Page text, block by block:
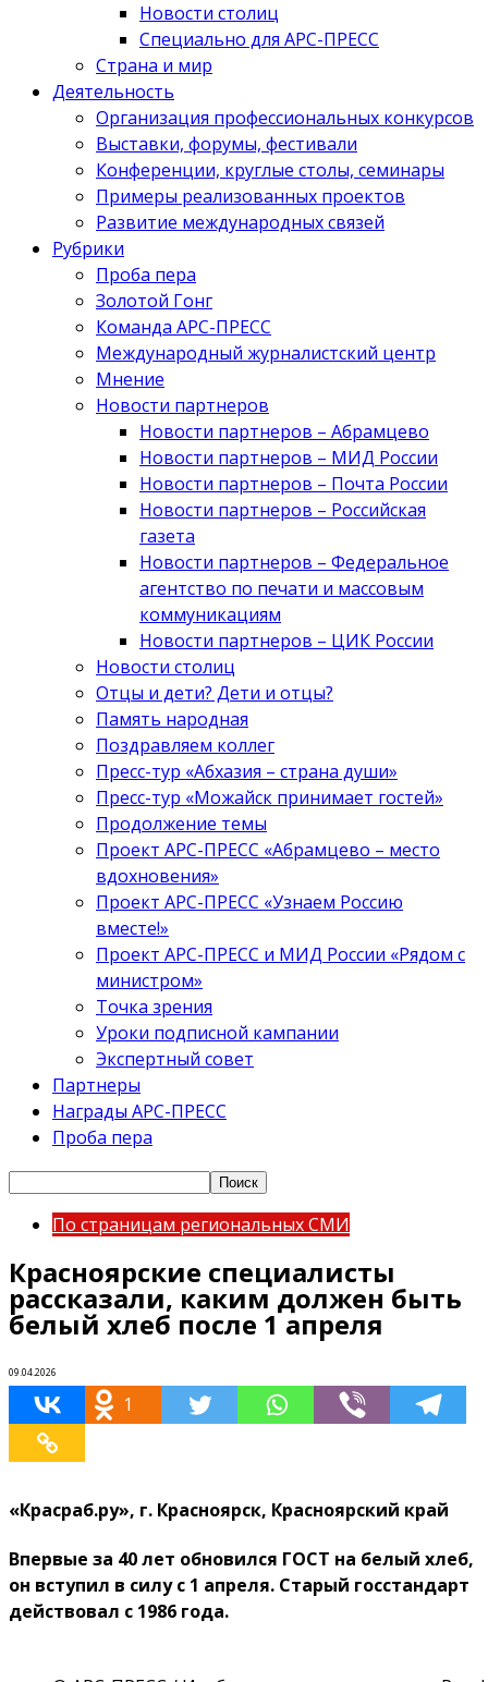
Новости столиц
Специально для АРС-ПРЕСС
Страна и мир
Деятельность
Организация профессиональных конкурсов
Выставки, форумы, фестивали
Конференции, круглые столы, семинары
Примеры реализованных проектов
Развитие международных связей
Рубрики
Проба пера
Золотой Гонг
Команда АРС-ПРЕСС
Международный журналистский центр
Мнение
Новости партнеров
Новости партнеров – Абрамцево
Новости партнеров – МИД России
Новости партнеров – Почта России
Новости партнеров – Российская
газета
Новости партнеров – Федеральное
агентство по печати и массовым
коммуникациям
Новости партнеров – ЦИК России
Новости столиц
Отцы и дети? Дети и отцы?
Память народная
Поздравляем коллег
Пресс-тур «Абхазия – страна души»
Пресс-тур «Можайск принимает гостей»
Продолжение темы
Проект АРС-ПРЕСС «Абрамцево – место
вдохновения»
Проект АРС-ПРЕСС «Узнаем Россию
вместе!»
Проект АРС-ПРЕСС и МИД России «Рядом с
министром»
Точка зрения
Уроки подписной кампании
Экспертный совет
Партнеры
Награды АРС-ПРЕСС
Проба пера
По страницам региональных СМИ
Красноярские специалисты
рассказали, каким должен быть
белый хлеб после 1 апреля
09.04.2026
1
«Красраб.ру», г. Красноярск, Красноярский край
Впервые за 40 лет обновился ГОСТ на белый хлеб,
он вступил в силу с 1 апреля. Старый госстандарт
действовал с 1986 года.